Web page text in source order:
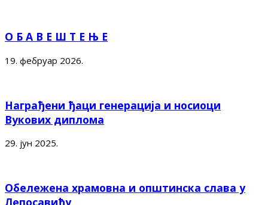
О Б А В Е Ш Т Е Њ Е
19. фебруар 2026.
Награђени ђаци генерација и носиоци
Вукових диплома
29. јун 2025.
Обележена храмовна и општинска слава у
Лепосавићу